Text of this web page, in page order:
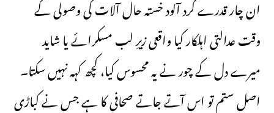
ان چار قدرے گرد آلود خستہ حال آلات کی وصولی کے
وقت عدالتی اہلکار کیا واقعی زیرِ لب مسکرائے یا شاید
میرے دل کے چور نے یہ محسوس کیا، کچھ کہہ نہیں سکتا۔
اصل ستم تو اس آتے جاتے صحافی کا ہے جس نے کباڑی